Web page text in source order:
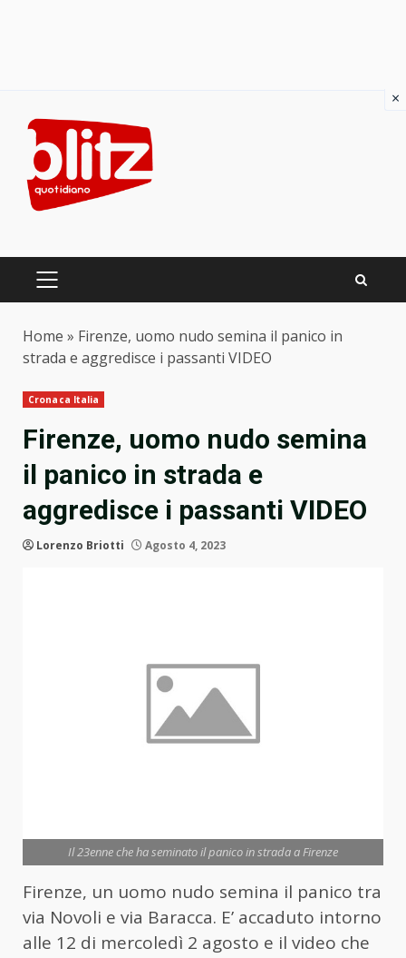
content
PRIMARY
Home » Firenze, uomo nudo semina il panico in
strada e aggredisce i passanti VIDEO
Cronaca Italia
Firenze, uomo nudo semina
il panico in strada e
aggredisce i passanti VIDEO
Lorenzo Briotti Agosto 4, 2023
Il 23enne che ha seminato il panico in strada a Firenze
Firenze, un uomo nudo semina il panico tra
via Novoli e via Baracca. E’ accaduto intorno
alle 12 di mercoledì 2 agosto e il video che
×